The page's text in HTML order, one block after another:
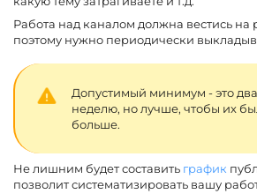
Работа над каналом должна вестись на
поэтому нужно периодически
Допустимый минимум - это
неделю, но лучше, чтобы их
больше.
Не лишним будет составить график
позволит систематизировать вашу